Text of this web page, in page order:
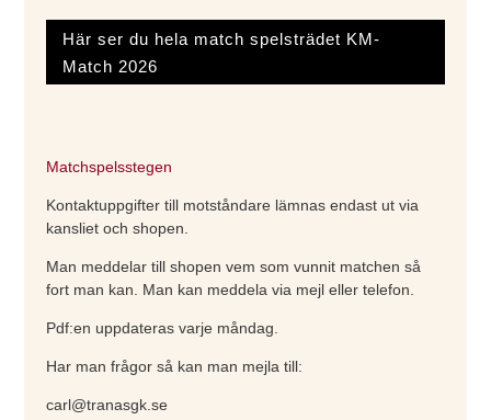
Här ser du hela match spelsträdet KM-
Match 2026
Matchspelsstegen
Kontaktuppgifter till motståndare lämnas endast ut via
kansliet och shopen.
Man meddelar till shopen vem som vunnit matchen så
fort man kan. Man kan meddela via mejl eller telefon.
Pdf:en uppdateras varje måndag.
Har man frågor så kan man mejla till:
carl@tranasgk.se